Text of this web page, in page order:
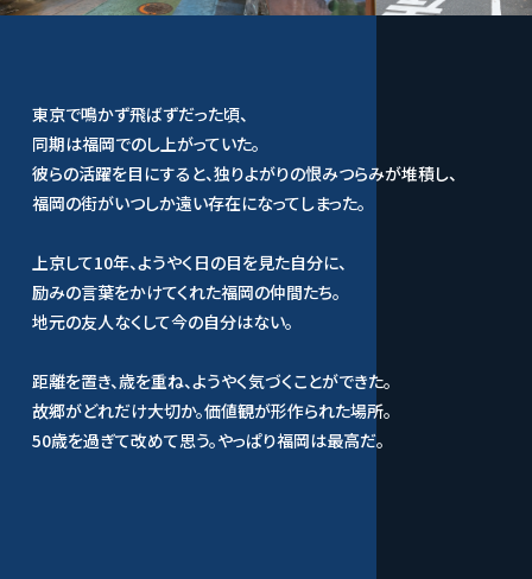
東京で鳴かず飛ばずだった頃、
同期は福岡でのし上がっていた。
彼らの活躍を目にすると、独りよがりの恨みつらみが堆積し、
福岡の街がいつしか遠い存在になってしまった。
上京して10年、ようやく日の目を見た自分に、
励みの言葉をかけてくれた福岡の仲間たち。
地元の友人なくして今の自分はない。
距離を置き、歳を重ね、ようやく気づくことができた。
故郷がどれだけ大切か。価値観が形作られた場所。
50歳を過ぎて改めて思う。やっぱり福岡は最高だ。